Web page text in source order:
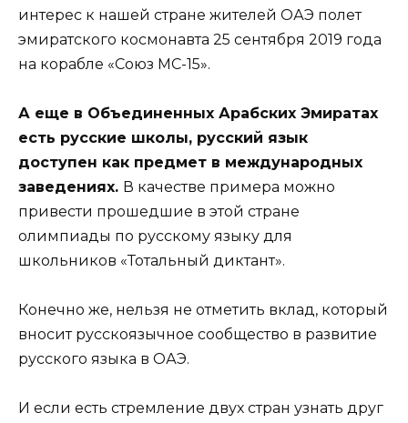
интерес к нашей стране жителей ОАЭ полет
эмиратского космонавта 25 сентября 2019 года
на корабле «Союз МС-15».
А еще в Объединенных Арабских Эмиратах
есть русские школы, русский язык
доступен как предмет в международных
заведениях. В качестве примера можно
привести прошедшие в этой стране
олимпиады по русскому языку для
школьников «Тотальный диктант».
Конечно же, нельзя не отметить вклад, который
вносит русскоязычное сообщество в развитие
русского языка в ОАЭ.
И если есть стремление двух стран узнать друг